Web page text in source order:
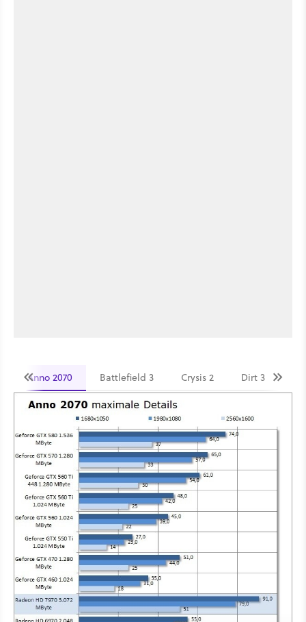
Anno 2070 Battlefield 3 Crysis 2 Dirt 3